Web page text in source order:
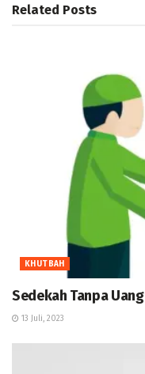
Related Posts
KHUTBAH
Sedekah Tanpa Uang
13 Juli, 2023